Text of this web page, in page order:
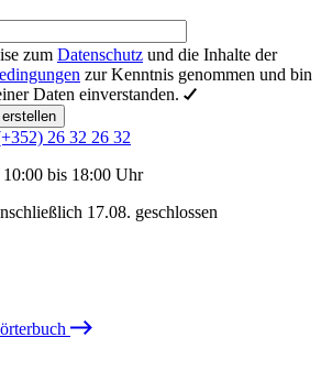
zum Datenschutz und die Inhalte der
zur Kenntnis genommen und bin
Daten einverstanden.
26 32 26 32
bis 18:00 Uhr
17.08. geschlossen